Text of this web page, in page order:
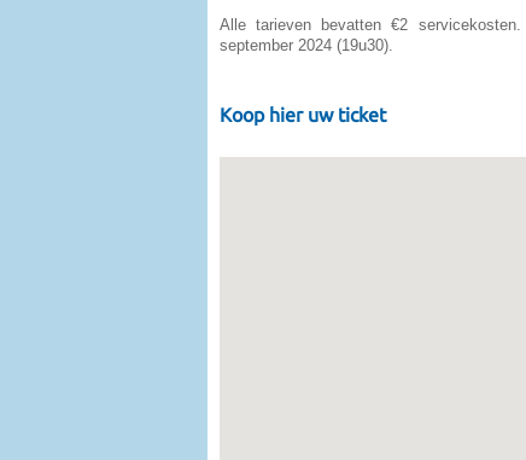
Alle tarieven bevatten €2
september 2024 (19u30).
Koop hier uw ticket